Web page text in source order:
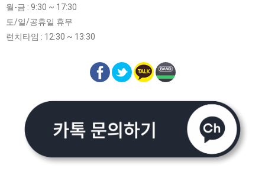
월-금 : 9:30 ~ 17:30
토/일/공휴일 휴무
런치타임 : 12:30 ~ 13:30